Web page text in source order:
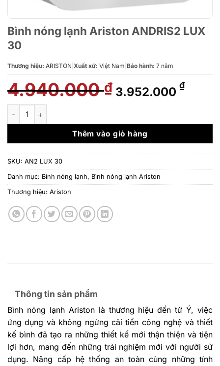
Bình nóng lạnh Ariston ANDRIS2 LUX
30
Thương hiệu: ARISTON Xuất xứ: Việt Nam Bảo hành: 7 năm
4.940.000₫ Giá
gốc
4.940.000 ₫.
3.952.000 ₫Giá
là:
Bình nóng lạnh Ariston ANDRIS2 LUX 30 số lượng
Thêm vào giỏ hàng
SKU: AN2 LUX 30
Danh mục: Bình nóng lạnh, Bình nóng lạnh Ariston
Thương hiệu: Ariston
Thông tin sản phẩm
Bình nóng lạnh Ariston là thương hiệu đến từ Ý, việc
ứng dụng và không ngừng cải tiến công nghệ và thiết
kế bình đã tạo ra những thiết kế mới thận thiện và tiện
lợi hơn, mang đến những trải nghiệm mới với người sử
dụng. Nâng cấp hệ thống an toàn cùng những tính